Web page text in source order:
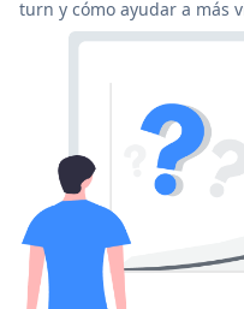
turn y cómo ayudar a más